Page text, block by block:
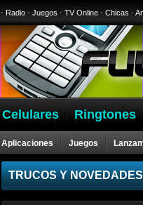
· Radio · Juegos · TV Online · Chicas ·
Celulares Ringtones
Aplicaciones Juegos
Celulares
TRUCOS Y NOVEDADES